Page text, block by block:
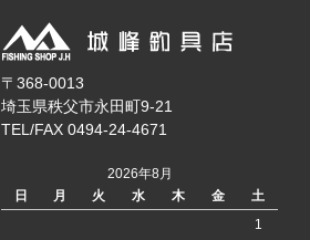
〒368-0013
埼玉県秩父市永田町9-21
TEL/FAX 0494-24-4671
2026年8月
日
月 火 水 木 金
土
1